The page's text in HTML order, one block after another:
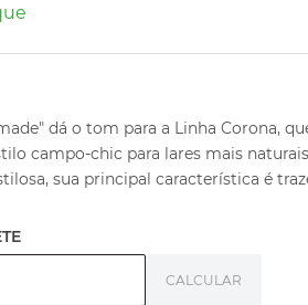
dá o tom para a Linha Corona,
campo-chic para lares mais
sua principal característica é